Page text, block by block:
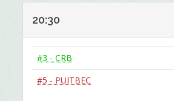
20:30
#3 - CRB
#5 - PUITBEC